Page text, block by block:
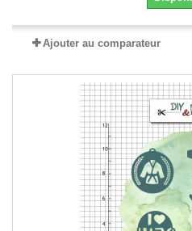
Ajouter au comparateur